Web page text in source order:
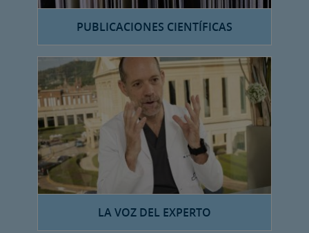
PUBLICACIONES CIENTÍFICAS
LA VOZ DEL EXPERTO